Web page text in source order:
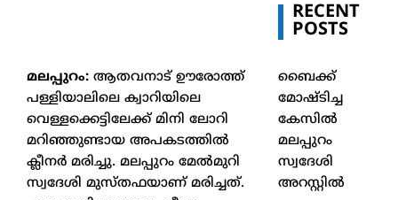
മലപ്പുറം: ആതവനാട് ഊരോത്ത്
പള്ളിയാലിലെ ക്വാറിയിലെ
വെള്ളക്കെട്ടിലേക്ക് മിനി ലോറി
മറിഞ്ഞുണ്ടായ അപകടത്തിൽ
ക്ലീനർ മരിച്ചു. മലപ്പുറം മേൽമുറി
സ്വദേശി മുസ്തഫയാണ് മരിച്ചത്.
RECENT
POSTS
ബൈക്ക്
മോഷ്ടിച്ച
കേസിൽ
മലപ്പുറം
സ്വദേശി
അറസ്റ്റിൽ